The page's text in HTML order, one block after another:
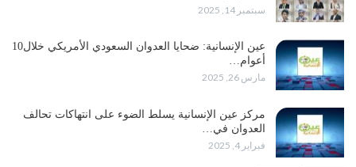
سبتمبر 14, 2025
عين الإنسانية: ضحايا العدوان السعودي الأمريكي خلال10
أعوام…
مارس 26, 2025
مركز عين الإنسانية يسلط الضوء على انتهاكات تحالف
العدوان في…
فبراير 4, 2025